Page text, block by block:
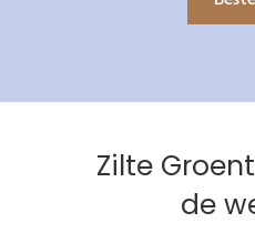
Zilte
de